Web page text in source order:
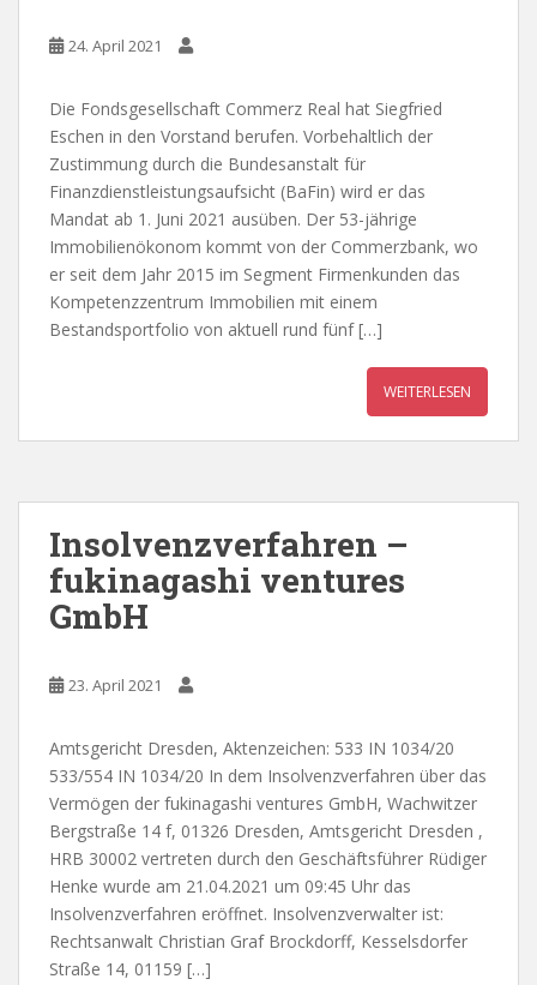
24. April 2021
Die Fondsgesellschaft Commerz Real hat Siegfried
Eschen in den Vorstand berufen. Vorbehaltlich der
Zustimmung durch die Bundesanstalt für
Finanzdienstleistungsaufsicht (BaFin) wird er das
Mandat ab 1. Juni 2021 ausüben. Der 53-jährige
Immobilienökonom kommt von der Commerzbank, wo
er seit dem Jahr 2015 im Segment Firmenkunden das
Kompetenzzentrum Immobilien mit einem
Bestandsportfolio von aktuell rund fünf […]
WEITERLESEN
Insolvenzverfahren –
fukinagashi ventures
GmbH
23. April 2021
Amtsgericht Dresden, Aktenzeichen: 533 IN 1034/20
533/554 IN 1034/20 In dem Insolvenzverfahren über das
Vermögen der fukinagashi ventures GmbH, Wachwitzer
Bergstraße 14 f, 01326 Dresden, Amtsgericht Dresden ,
HRB 30002 vertreten durch den Geschäftsführer Rüdiger
Henke wurde am 21.04.2021 um 09:45 Uhr das
Insolvenzverfahren eröffnet. Insolvenzverwalter ist:
Rechtsanwalt Christian Graf Brockdorff, Kesselsdorfer
Straße 14, 01159 […]